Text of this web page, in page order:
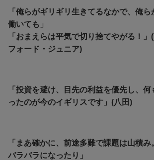
「俺らがギリギリ生きてるなかで、俺
働いても」
「おまえらは平気で切り捨てやがる！
フォード・ジュニア)
「投資を避け、目先の利益を優先し、
ったのが今のイギリスです」(八田)
「まあ確かに、前途多難で課題は山積み
バラバラになったり」